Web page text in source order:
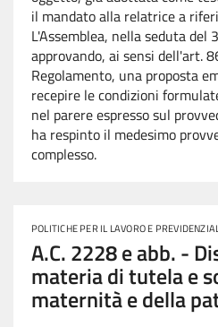
il mandato alla relatrice a
L'Assemblea, nella seduta del
approvando, ai sensi dell'art.
Regolamento, una proposta
recepire le condizioni
nel parere espresso sul
ha respinto il medesimo
complesso.
POLITICHE PER IL LAVORO E
A.C. 2228 e abb. -
materia di tutela e
maternità e della